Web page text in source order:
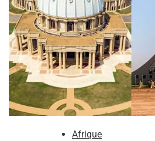
Afrique